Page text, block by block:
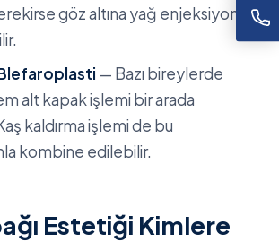
göz altına yağ enjeksiyonu
— Bazı bireylerde
alt kapak işlemi bir arada
kaldırma işlemi de bu
kombine edilebilir.
Estetiği Kimlere